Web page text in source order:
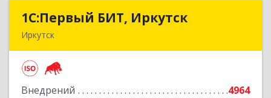
1С:Первый БИТ, Иркутск
Иркутск
Внедрений
4964
1С:Первый БИТ, Иркутск
Подробнее